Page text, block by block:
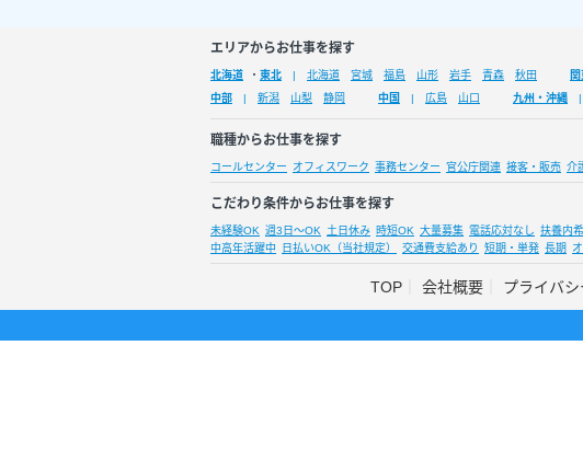
エリアからお仕事を探す
北海道 ・ 東北 北海道 宮城 福島 山形 岩手 青森 秋田
中部
新潟 山梨 静岡 中国 広島 山口 九州・沖縄
職種からお仕事を探す
コールセンター オフィスワーク 事務センター 官公庁関連 接客・販売 介
こだわり条件からお仕事を探す
未経験OK 週3日～OK 土日休み 時短OK 大量募集 電話応対なし 扶養内
中高年活躍中
日払いOK（当社規定） 交通費支給あり 短期・単発 長期
TOP 会社概要 プライバ